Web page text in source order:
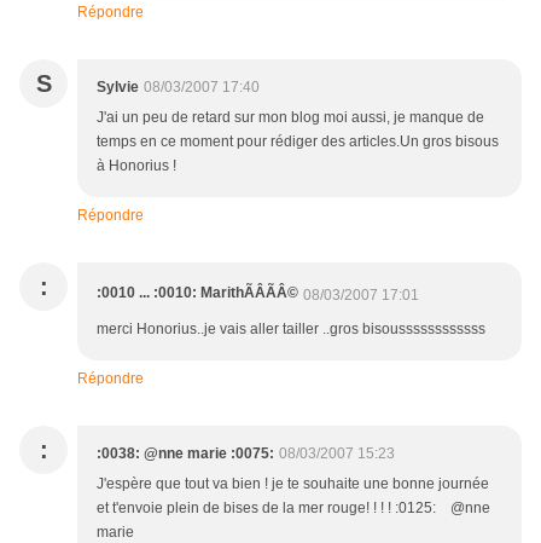
Répondre
S Sylvie 08/03/2007 17:40
J'ai un peu de retard sur mon blog moi aussi, je manque de
temps en ce moment pour rédiger des articles.Un gros bisous
à Honorius !
Répondre
: :0010 ... :0010: MarithÃÂÃÂ© 08/03/2007 17:01
merci Honorius..je vais aller tailler ..gros bisoussssssssssss
Répondre
: :0038: @nne marie :0075: 08/03/2007 15:23
J'espère que tout va bien ! je te souhaite une bonne journée
et t'envoie plein de bises de la mer rouge! ! ! ! :0125: @nne
marie